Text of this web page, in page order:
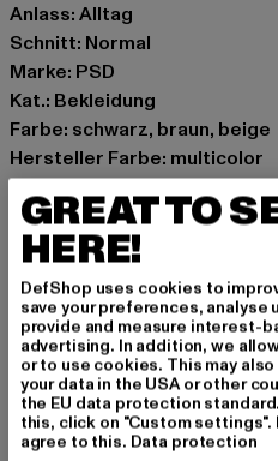
Anlass: Alltag
Schnitt: Normal
Marke: PSD
Kat.: Bekleidung
Farbe: schwarz, braun, beige
Hersteller Farbe: multicolor
Materialzusammensetzung:
6% Elasthan
Art.Nr: 325480064-01667
Hersteller: Chusaja GmbH |
Gabriel von Seidl Straße 31D |
GRÖSSE & PASSFORM
GREAT TO
HERE!
DefShop uses cookies to
save your preferences, analyse
provide and measure interest-
advertising. In addition, we
or to use cookies. This may
your data in the USA or other
the EU data protection
this, click on "Custom settings".
agree to this. Data protection